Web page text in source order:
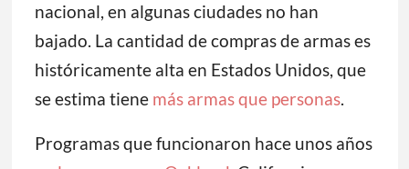
nacional, en algunas ciudades no han
bajado. La cantidad de compras de armas es
históricamente alta en Estados Unidos, que
se estima tiene más armas que personas.
Programas que funcionaron hace unos años